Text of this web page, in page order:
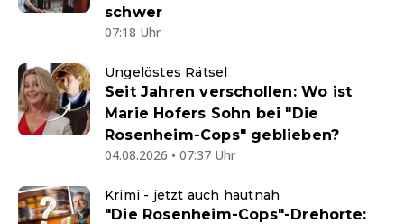
schwer
07:18 Uhr
Ungelöstes Rätsel
Seit Jahren verschollen: Wo ist
Marie Hofers Sohn bei "Die
Rosenheim-Cops" geblieben?
04.08.2026 • 07:37 Uhr
Krimi - jetzt auch hautnah
"Die Rosenheim-Cops"-Drehorte: